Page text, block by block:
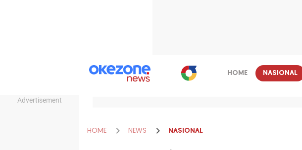
Advertisement
HOME NASIONAL
HOME NEWS NASIONAL